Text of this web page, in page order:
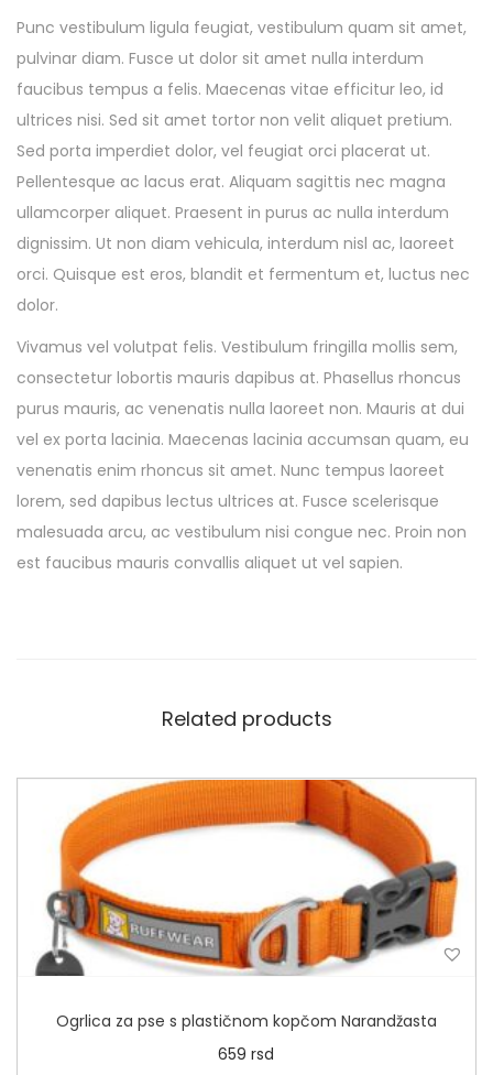
Punc vestibulum ligula feugiat, vestibulum quam sit amet,
pulvinar diam. Fusce ut dolor sit amet nulla interdum
faucibus tempus a felis. Maecenas vitae efficitur leo, id
ultrices nisi. Sed sit amet tortor non velit aliquet pretium.
Sed porta imperdiet dolor, vel feugiat orci placerat ut.
Pellentesque ac lacus erat. Aliquam sagittis nec magna
ullamcorper aliquet. Praesent in purus ac nulla interdum
dignissim. Ut non diam vehicula, interdum nisl ac, laoreet
orci. Quisque est eros, blandit et fermentum et, luctus nec
dolor.
Vivamus vel volutpat felis. Vestibulum fringilla mollis sem,
consectetur lobortis mauris dapibus at. Phasellus rhoncus
purus mauris, ac venenatis nulla laoreet non. Mauris at dui
vel ex porta lacinia. Maecenas lacinia accumsan quam, eu
venenatis enim rhoncus sit amet. Nunc tempus laoreet
lorem, sed dapibus lectus ultrices at. Fusce scelerisque
malesuada arcu, ac vestibulum nisi congue nec. Proin non
est faucibus mauris convallis aliquet ut vel sapien.
Related products
Ogrlica za pse s plastičnom kopčom Narandžasta
659rsd